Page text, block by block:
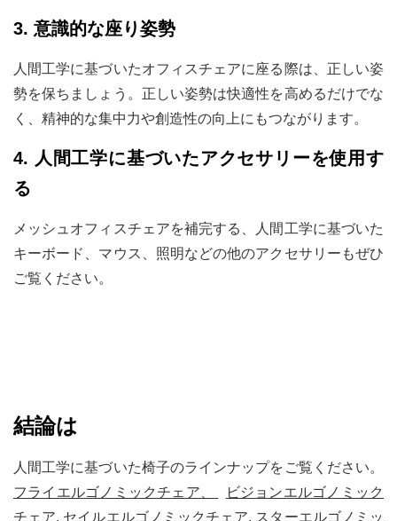
3. 意識的な座り姿勢
人間工学に基づいたオフィスチェアに座る際は、正しい姿
勢を保ちましょう。正しい姿勢は快適性を高めるだけでな
く、精神的な集中力や創造性の向上にもつながります。
4. 人間工学に基づいたアクセサリーを使用す
る
メッシュオフィスチェアを補完する、人間工学に基づいた
キーボード、マウス、照明などの他のアクセサリーもぜひ
ご覧ください。
結論は
人間工学に基づいた椅子のラインナップをご覧ください。
フライエルゴノミックチェア、
ビジョンエルゴノミック
チェア, セイルエルゴノミックチェア, スターエルゴノミッ